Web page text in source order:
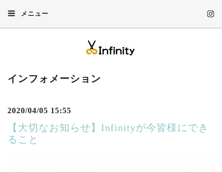
メニュー
インフォメーション
2020/04/05 15:55
【大切なお知らせ】Infinityが今皆様にでき
ること